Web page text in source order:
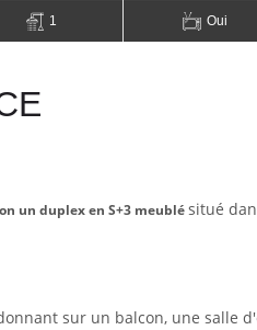
1 Oui
un duplex en S+3 meublésitué
sur un balcon, une salle